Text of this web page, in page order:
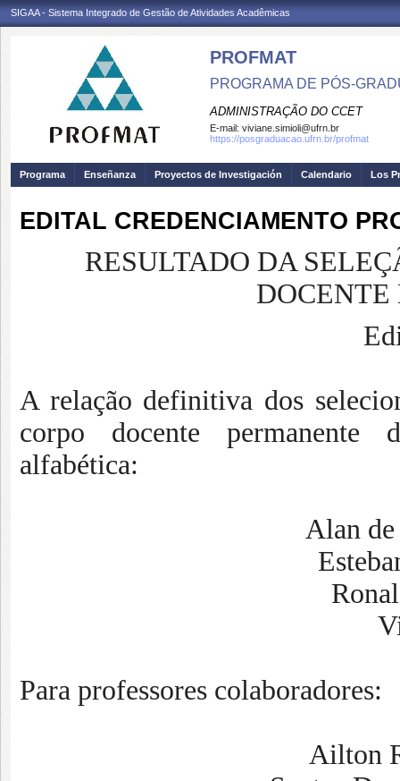
SIGAA - Sistema Integrado de Gestão de Atividades Acadêmicas
PROFMAT
PROGRAMA DE PÓS-
ADMINISTRAÇÃO DO CCET
E-mail: viviane.simioli@ufrn.br
https://posgraduacao.ufrn.br/profmat
Programa Enseñanza Proyectos de Investigación Calendario Los
EDITAL CREDENCIAMENTO
RESULTADO DA
DOCENTE
A relação definitiva dos
corpo docente permanente
alfabética:
Alan
Para professores colaboradores:
Ailton